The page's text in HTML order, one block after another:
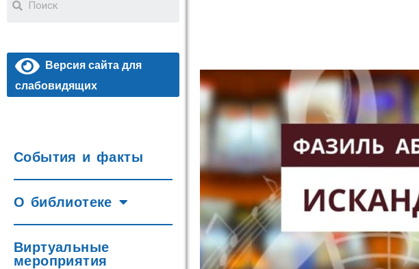
Версия сайта для
слабовидящих
События и факты
О библиотеке
Виртуальные
мероприятия